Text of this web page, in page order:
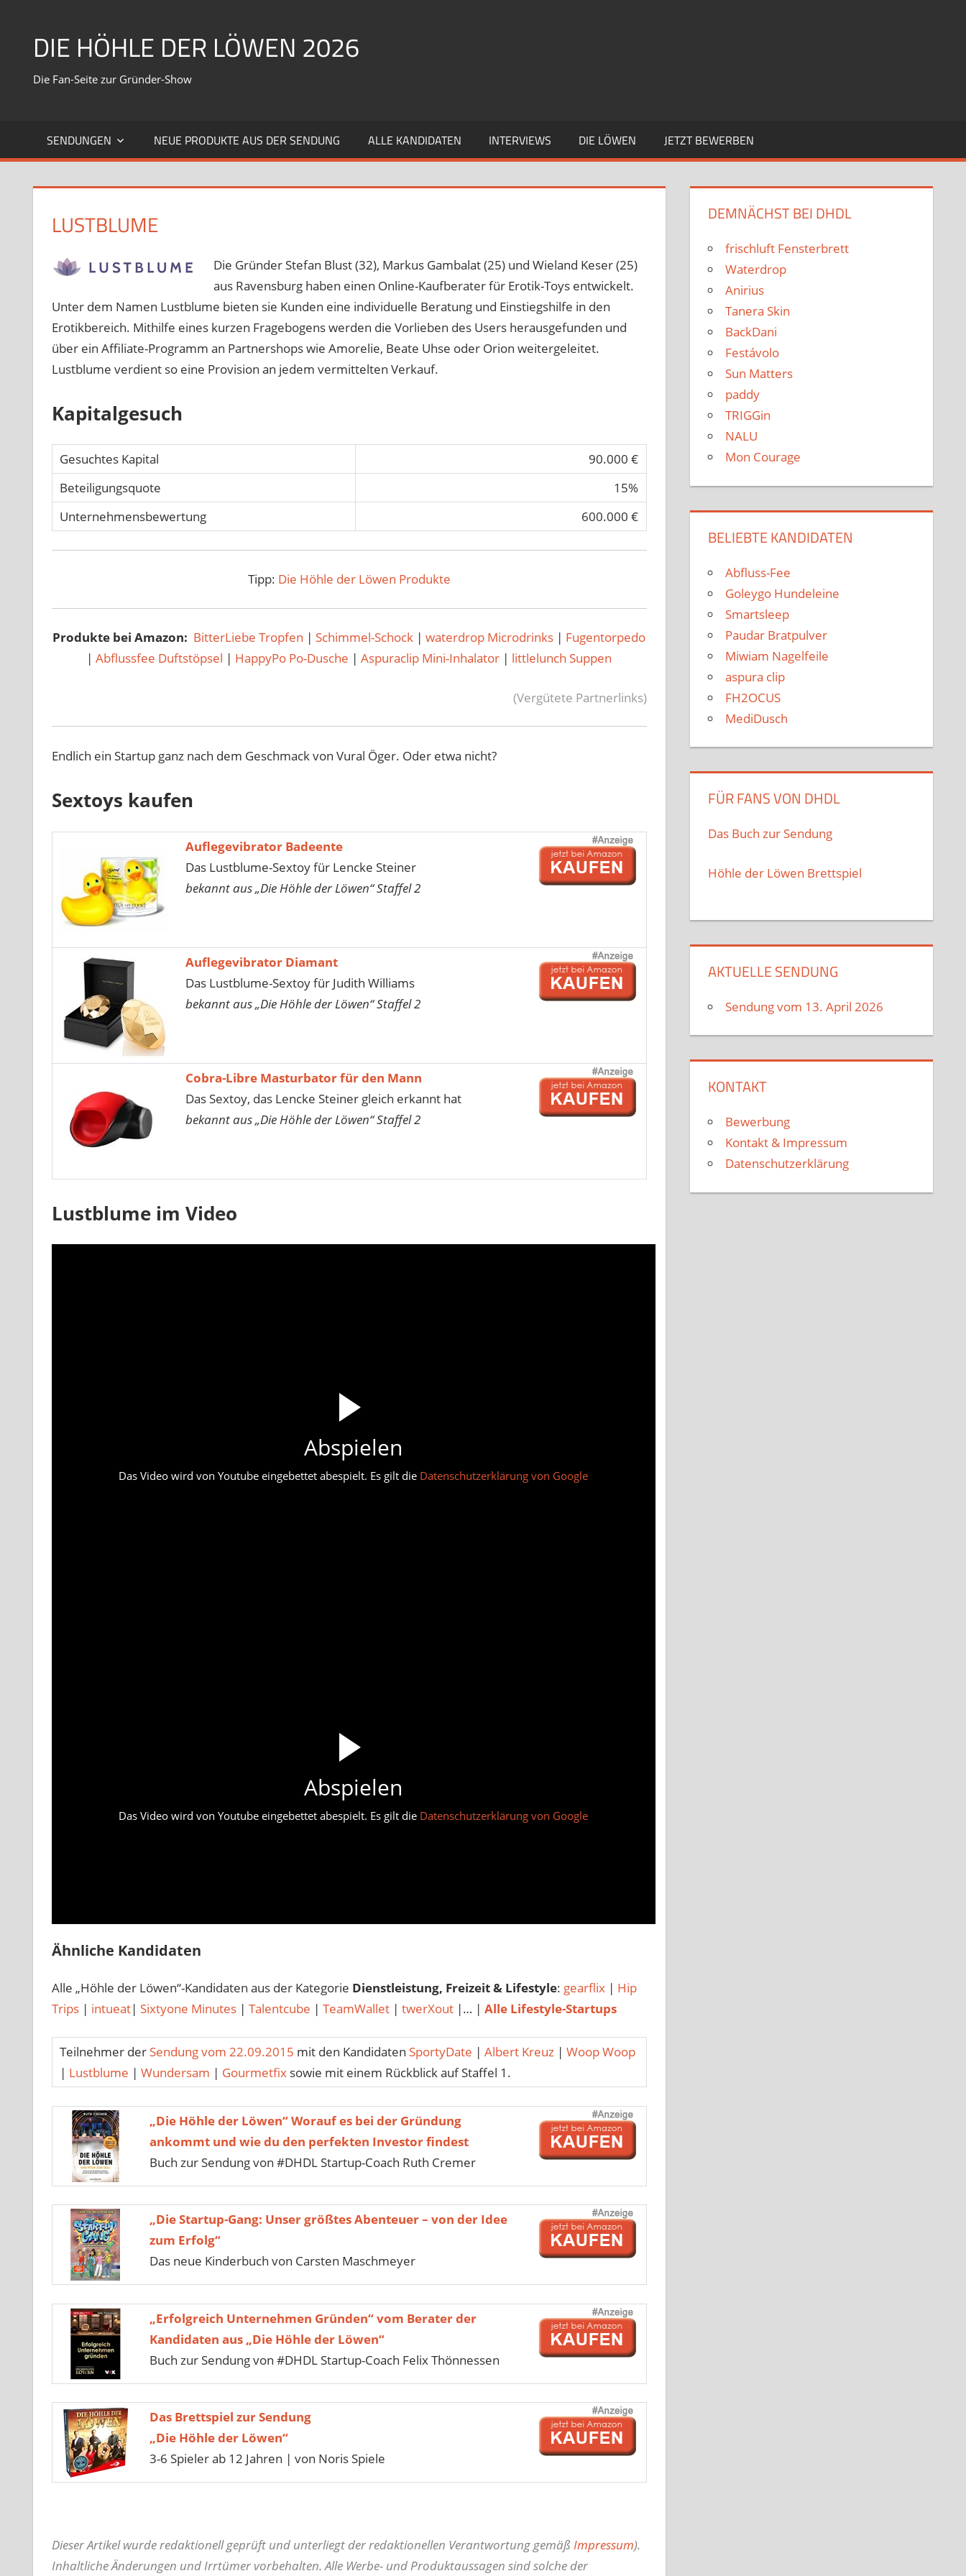
springenDIE HÖHLE DER LÖWEN 2026
Die Fan-Seite zur Gründer-Show
SENDUNGEN NEUE PRODUKTE AUS DER SENDUNG ALLE KANDIDATEN INTERVIEWS DIE LÖWEN JETZT BEWERBEN
LUSTBLUME
Die Gründer Stefan Blust (32), Markus Gambalat (25) und Wieland Keser (25)
aus Ravensburg haben einen Online-Kaufberater für Erotik-Toys entwickelt.
Unter dem Namen Lustblume bieten sie Kunden eine individuelle Beratung und Einstiegshilfe in den
Erotikbereich. Mithilfe eines kurzen Fragebogens werden die Vorlieben des Users herausgefunden und
über ein Affiliate-Programm an Partnershops wie Amorelie, Beate Uhse oder Orion weitergeleitet.
Lustblume verdient so eine Provision an jedem vermittelten Verkauf.
Kapitalgesuch
Gesuchtes Kapital
90.000 €
Beteiligungsquote
15%
Unternehmensbewertung
600.000 €
Tipp: Die Höhle der Löwen Produkte
Produkte bei Amazon: BitterLiebe Tropfen | Schimmel-Schock | waterdrop Microdrinks | Fugentorpedo
| Abflussfee Duftstöpsel | HappyPo Po-Dusche |Aspuraclip Mini-Inhalator | littlelunch Suppen
(Vergütete Partnerlinks)
Endlich ein Startup ganz nach dem Geschmack von Vural Öger. Oder etwa nicht?
Sextoys kaufen
Auflegevibrator Badeente
Das Lustblume-Sextoy für Lencke Steiner
bekannt aus „Die Höhle der Löwen“ Staffel 2
Auflegevibrator Diamant
Das Lustblume-Sextoy für Judith Williams
bekannt aus „Die Höhle der Löwen“ Staffel 2
Cobra-Libre Masturbator für den Mann
Das Sextoy, das Lencke Steiner gleich erkannt hat
bekannt aus „Die Höhle der Löwen“ Staffel 2
Lustblume im Video
Abspielen
Das Video wird von Youtube eingebettet abespielt. Es gilt die Datenschutzerklärung von Google
Abspielen
Das Video wird von Youtube eingebettet abespielt. Es gilt die Datenschutzerklärung von Google
Ähnliche Kandidaten
Alle „Höhle der Löwen“-Kandidaten aus der Kategorie Dienstleistung, Freizeit & Lifestyle: gearflix| Hip
Trips| intueat| Sixtyone Minutes| Talentcube | TeamWallet | twerXout|… | Alle Lifestyle-Startups
Teilnehmer der Sendung vom 22.09.2015 mit den Kandidaten SportyDate | Albert Kreuz| Woop Woop
| Lustblume | Wundersam | Gourmetfixsowie mit einem Rückblick auf Staffel 1.
„Die Höhle der Löwen“ Worauf es bei der Gründung
ankommt und wie du den perfekten Investor findest
Buch zur Sendung von #DHDL Startup-Coach Ruth Cremer
„Die Startup-Gang: Unser größtes Abenteuer – von der Idee
zum Erfolg“
Das neue Kinderbuch von Carsten Maschmeyer
„Erfolgreich Unternehmen Gründen“ vom Berater der
Kandidaten aus „Die Höhle der Löwen“
Buch zur Sendung von #DHDL Startup-Coach Felix Thönnessen
Das Brettspiel zur Sendung
„Die Höhle der Löwen“
3-6 Spieler ab 12 Jahren | von Noris Spiele
Dieser Artikel wurde redaktionell geprüft und unterliegt der redaktionellen Verantwortung gemäß Impressum).
Inhaltliche Änderungen und Irrtümer vorbehalten. Alle Werbe- und Produktaussagen sind solche der
DEMNÄCHST BEI DHDL
frischluft Fensterbrett
Waterdrop
Anirius
Tanera Skin
BackDani
Festávolo
Sun Matters
paddy
TRIGGin
NALU
Mon Courage
BELIEBTE KANDIDATEN
Abfluss-Fee
Goleygo Hundeleine
Smartsleep
Paudar Bratpulver
Miwiam Nagelfeile
aspura clip
FH2OCUS
MediDusch
FÜR FANS VON DHDL
Das Buch zur Sendung
Höhle der Löwen Brettspiel
AKTUELLE SENDUNG
Sendung vom 13. April 2026
KONTAKT
Bewerbung
Kontakt & Impressum
Datenschutzerklärung